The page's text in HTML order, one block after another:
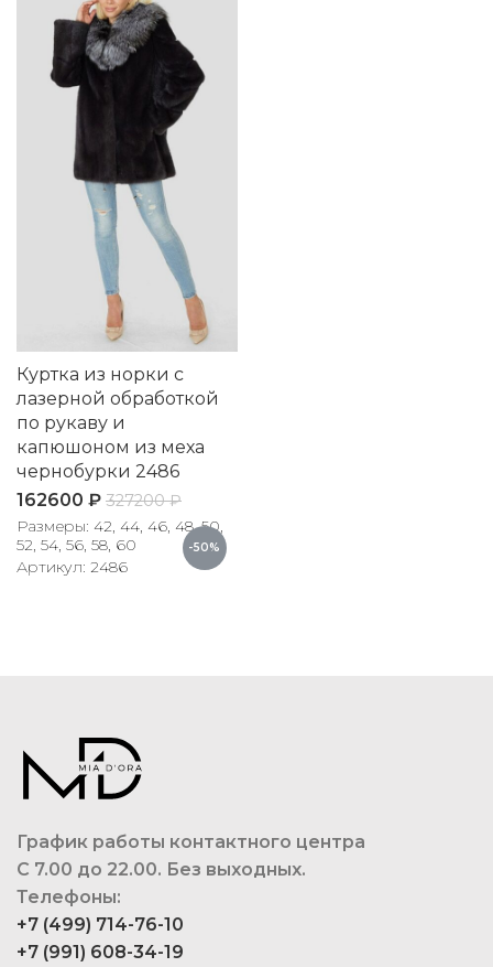
-50%
Куртка из норки с
лазерной обработкой
по рукаву и
капюшоном из меха
чернобурки 2486
162600 ₽ 327200₽
Размеры: 42, 44, 46, 48, 50,
52, 54, 56, 58, 60
Артикул: 2486
График работы контактного центра
С 7.00 до 22.00. Без выходных.
Телефоны:
+7 (499) 714-76-10
+7 (991) 608-34-19